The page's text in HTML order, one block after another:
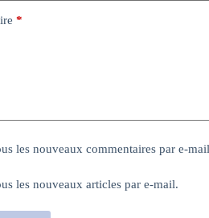
*
les nouveaux commentaires par e-
les nouveaux articles par e-mail.